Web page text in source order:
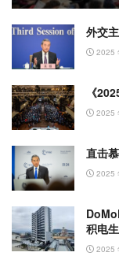
外交
2025
《
2025
直击
2025
积电
2025